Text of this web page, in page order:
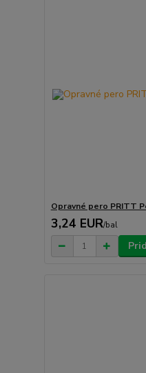
Opravné pero PRITT
3,24 EUR/bal